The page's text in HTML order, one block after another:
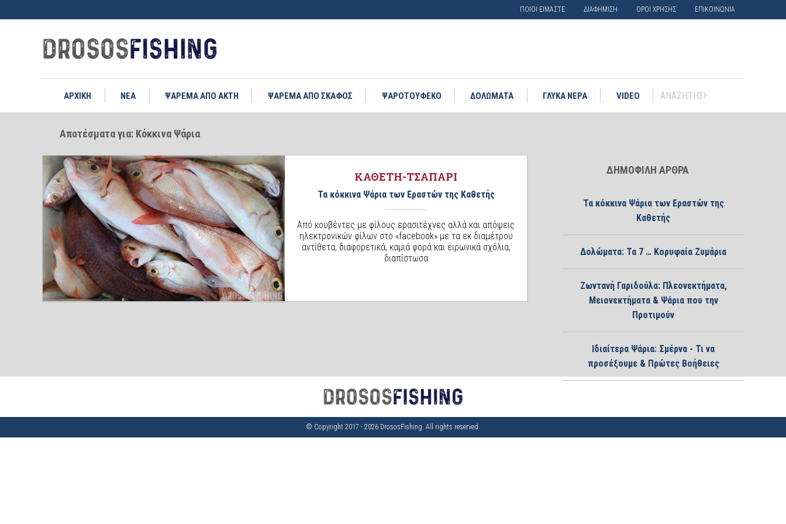
ΠΟΙΟΙ ΕΙΜΑΣΤΕ ΔΙΑΦΗΜΙΣΗ ΟΡΟΙ ΧΡΗΣΗΣ ΕΠΙΚΟΙΝΩΝΙΑ
ΑΡΧΙΚΗ ΝΕΑ ΨΑΡΕΜΑ ΑΠΟ ΑΚΤΗ ΨΑΡΕΜΑ ΑΠΟ ΣΚΑΦΟΣ ΨΑΡΟΤΟΥΦΕΚΟ ΔΟΛΩΜΑΤΑ ΓΛΥΚΑ ΝΕΡΑ VIDEO
Αποτέσματα για: Κόκκινα Ψάρια
ΚΑΘΕΤΗ-ΤΣΑΠΑΡΙ
Τα κόκκινα Ψάρια των Εραστών της Καθετής
Από κουβέντες με φίλους ερασιτέχνες αλλά και απόψεις
ηλεκτρονικών φίλων στο «facebook» με τα εκ διαμέτρου
αντίθετα, διαφορετικά, καμιά φορά και ειρωνικά σχόλια,
διαπίστωσα
ΔΗΜΟΦΙΛΗ ΑΡΘΡΑ
Τα κόκκινα Ψάρια των Εραστών της
Καθετής
Δολώματα: Τα 7 … Κορυφαία Ζυμάρια
Ζωντανή Γαριδούλα: Πλεονεκτήματα,
Μειονεκτήματα & Ψάρια που την
Προτιμούν
Ιδιαίτερα Ψάρια: Σμέρνα - Τι να
προσέξουμε & Πρώτες Βοήθειες
© Copyright 2017 - 2026 DrososFishing. All rights reserved.